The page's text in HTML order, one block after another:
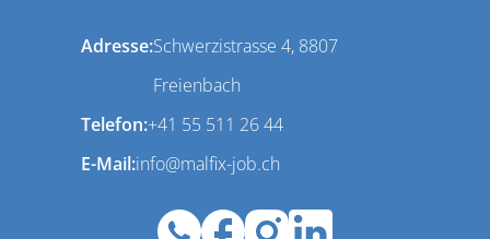
Adresse:Schwerzistrasse 4, 8807
Freienbach
Telefon:+41 55 511 26 44
E-Mail:info@malfix-job.ch